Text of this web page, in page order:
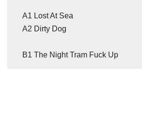
A1 Lost At Sea
A2 Dirty Dog
B1 The Night Tram Fuck Up